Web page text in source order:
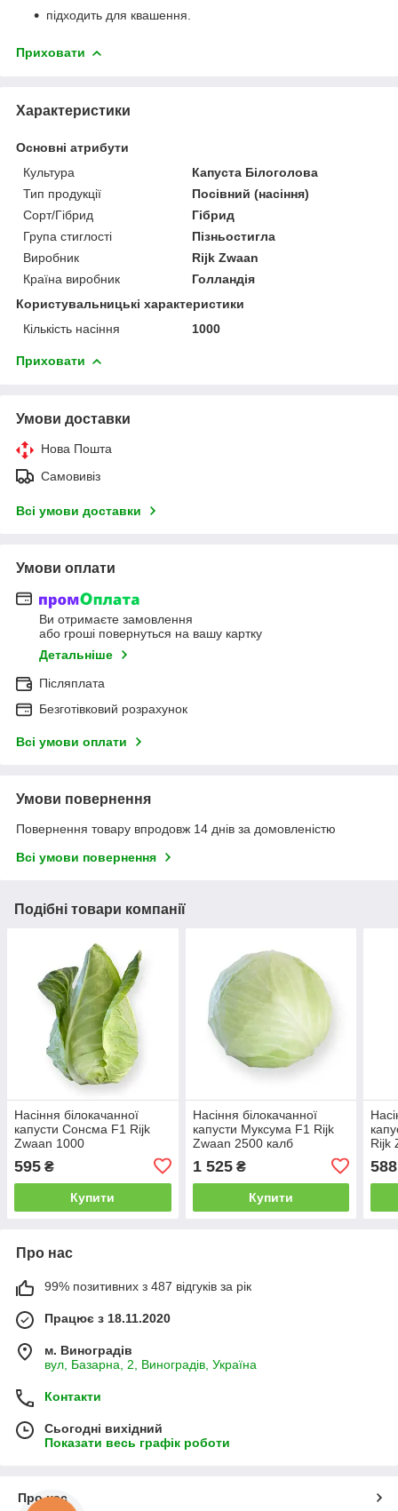
підходить для квашення.
Приховати
Характеристики
Основні атрибути
Культура
Капуста Білоголова
Тип продукції
Посівний (насіння)
Сорт/Гібрид
Гібрид
Група стиглості
Пізньостигла
Виробник
Rijk Zwaan
Країна виробник
Голландія
Користувальницькі характеристики
Кількість насіння
1000
Приховати
Умови доставки
Нова Пошта
Самовивіз
Всі умови доставки
Умови оплати
Ви отримаєте замовлення
або гроші повернуться на вашу картку
Детальніше
Післяплата
Безготівковий розрахунок
Всі умови оплати
Умови повернення
Повернення товару впродовж 14 днів за домовленістю
Всі умови повернення
Подібні товари компанії
Насіння білокачанної
капусти Сонсма F1 Rijk
Zwaan 1000
595 ₴
Купити
Насіння білокачанної
капусти Муксума F1 Rijk
Zwaan 2500 калб
1 525₴
Купити
Rijk
588
Про нас
99% позитивних з 487 відгуків за рік
Працює з 18.11.2020
м. Виноградів
вул, Базарна, 2, Виноградів, Україна
Контакти
Сьогодні вихідний
Показати весь графік роботи
Про нас